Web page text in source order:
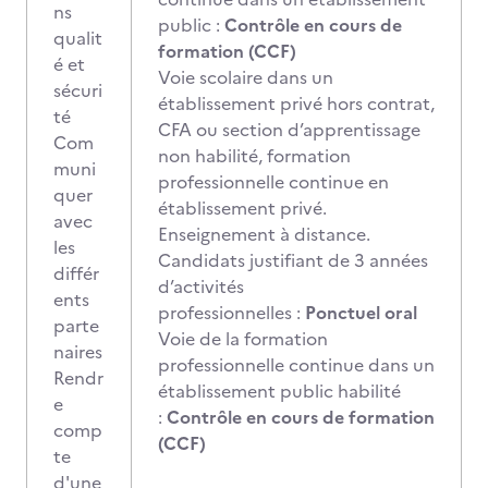
ns
qualit
é et
sécuri
té
Com
muni
quer
avec
les
différ
ents
parte
naires
Rendr
e
comp
te
d'une
public : Contrôle en cours de
formation (CCF)
Voie scolaire dans un
établissement privé hors contrat,
CFA ou section d’apprentissage
non habilité, formation
professionnelle continue en
établissement privé.
Enseignement à distance.
Candidats justifiant de 3 années
d’activités
professionnelles : Ponctuel oral
Voie de la formation
professionnelle continue dans un
établissement public habilité
: Contrôle en cours de formation
(CCF)